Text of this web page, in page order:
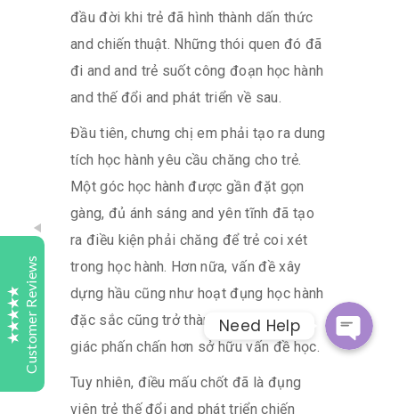
đầu đời khi trẻ đã hình thành dấn thức
and chiến thuật. Những thói quen đó đã
đi and and trẻ suốt công đoạn học hành
and thế đổi and phát triển về sau.
Đầu tiên, chưng chị em phải tạo ra dung
tích học hành yêu cầu chăng cho trẻ.
Một góc học hành được gần đặt gọn
gàng, đủ ánh sáng and yên tĩnh đã tạo
ra điều kiện phải chăng để trẻ coi xét
trong học hành. Hơn nữa, vấn đề xây
dựng hầu cũng như hoạt đụng học hành
đặc sắc cũng trở thành giúp trẻ cảm
giác phấn chấn hơn sở hữu vấn đề học.
Tuy nhiên, điều mấu chốt đã là đụng
viên trẻ thế đổi and phát triển chiến
Customer Reviews
Customer Reviews
Highly recommend Tutelaage Digital Study. My son
started last year with Maths and English his results
and understanding of subject matter has improved
Sweta
Bark
We were searching for a place to get our child
accessed. Tutelaage contacted us and explained us
the process and also clarified the doubts we had.
We are now looking forward to the exam and
4.9
Need Help